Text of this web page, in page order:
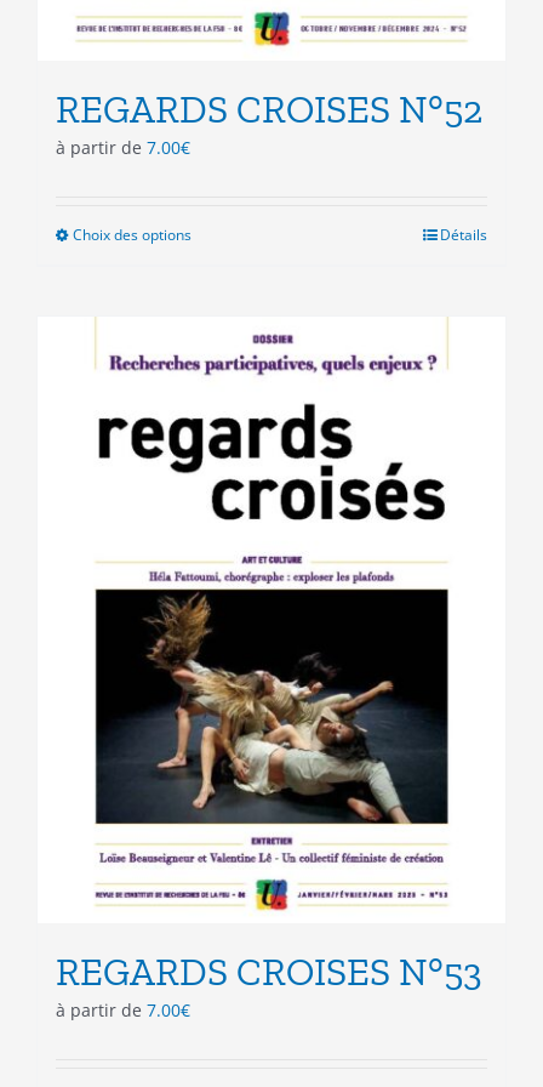
REGARDS CROISES N°52
à partir de 7.00€
Choix des optionsCe
variations.
Les
peuvent
être
choisies
sur
page
du
produit
Détails
REGARDS CROISES N°53
à partir de 7.00€